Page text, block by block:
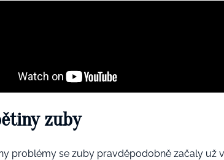
zuby
problémy se zuby pravděpodobně začaly už